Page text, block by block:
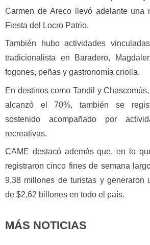
Carmen de Areco llevó adelante una
Fiesta del Locro Patrio.
También hubo actividades
tradicionalista en Baradero,
fogones, peñas y gastronomía criolla.
En destinos como Tandil y
alcanzó el 70%, también se
sostenido acompañado por
recreativas.
CAME destacó además que, en lo
registraron cinco fines de semana
9,38 millones de turistas y generaron
de $2,62 billones en todo el país.
MÁS NOTICIAS